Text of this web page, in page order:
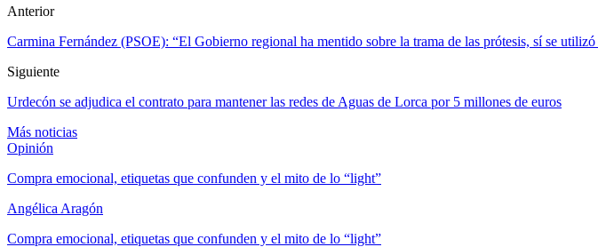
Anterior
Carmina Fernández (PSOE): “El Gobierno regional ha mentido sobre la trama de las prótesis, sí se
Siguiente
Urdecón se adjudica el contrato para mantener las redes de Aguas de Lorca por 5 millones de euros
Más noticias
Opinión
Compra emocional, etiquetas que confunden y el mito de lo “light”
Angélica Aragón
Compra emocional, etiquetas que confunden y el mito de lo “light”